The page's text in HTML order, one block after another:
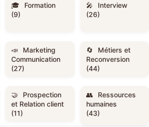
Formation
(9)
Interview
(26)
Marketing
Communication
(27)
Métiers et
Reconversion
(44)
Prospection
et Relation client
(11)
Ressources
humaines
(43)